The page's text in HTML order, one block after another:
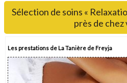
Sélection de soins «
près de chez
Les prestations de La Tanière de Freyja